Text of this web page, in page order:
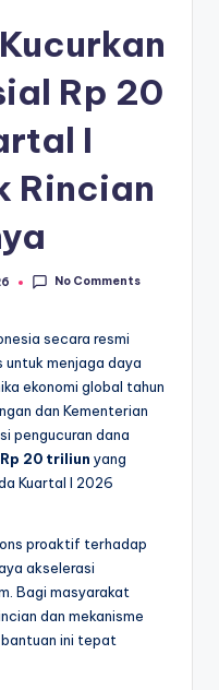
Rp 20
I
Rincian
No Comments
secara resmi
untuk menjaga daya
ekonomi global tahun
dan Kementerian
pengucuran dana
Rp 20 triliun yang
Kuartal I 2026
proaktif terhadap
akselerasi
Bagi masyarakat
dan mekanisme
ini tepat